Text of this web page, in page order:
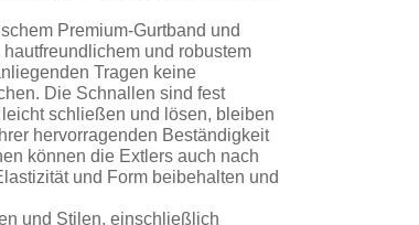
Premium-Gurtband und
und robustem
Tragen keine
Die Schnallen sind fest
schließen und lösen, bleiben
hervorragenden Beständigkeit
können die Extlers auch nach
und Form beibehalten und
und Stilen, einschließlich